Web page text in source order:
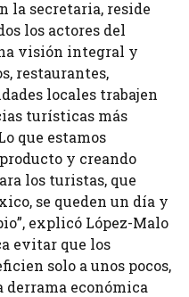
la secretaria, reside
los actores del
visión integral y
restaurantes,
locales trabajen
turísticas más
que estamos
y creando
los turistas, que
se queden un día y
explicó López-Malo
evitar que los
solo a unos pocos,
derrama económica